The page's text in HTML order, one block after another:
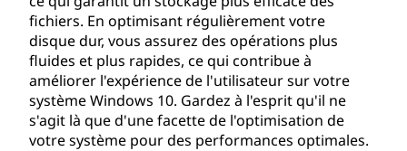
fichiers. En optimisant régulièrement votre
disque dur, vous assurez des opérations plus
fluides et plus rapides, ce qui contribue à
améliorer l'expérience de l'utilisateur sur votre
système Windows 10. Gardez à l'esprit qu'il ne
s'agit là que d'une facette de l'optimisation de
votre système pour des performances optimales.